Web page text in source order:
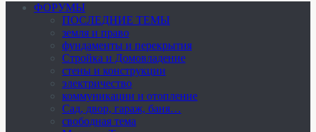
ФОРУМЫ
ПОСЛЕДНИЕ ТЕМЫ
земля и право
фундаменты и перекрытия
Стройка и Домовладение
стены и конструкции
электричество
коммуникации и отопление
Cад, двор, гараж, баня…
свободная тема